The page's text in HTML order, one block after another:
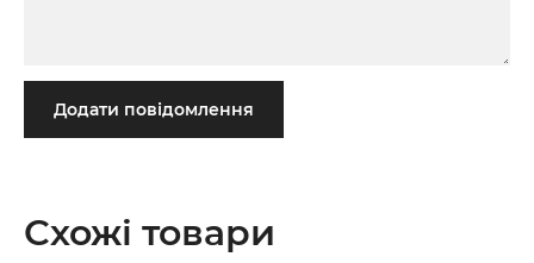
Додати повідомлення
Схожі товари